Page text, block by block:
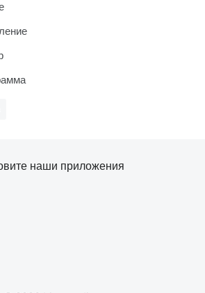
наши приложения